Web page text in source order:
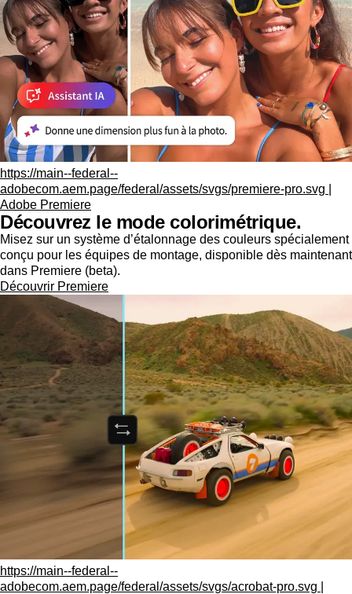
https://main--federal--
adobecom.aem.page/federal/assets/svgs/premiere-pro.svg |
Adobe Premiere
Découvrez le mode colorimétrique.
Misez sur un système d’étalonnage des couleurs spécialement
conçu pour les équipes de montage, disponible dès maintenant
dans Premiere (beta).
Découvrir Premiere
https://main--federal--
adobecom.aem.page/federal/assets/svgs/acrobat-pro.svg |